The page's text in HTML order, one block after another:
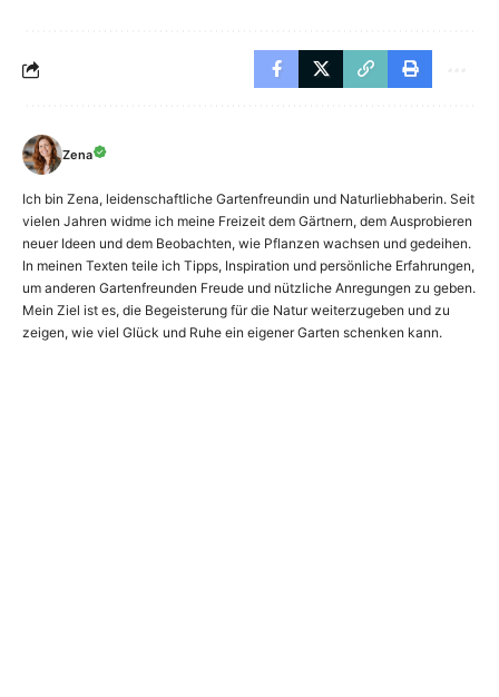
Zena
Ich bin Zena, leidenschaftliche Gartenfreundin und Naturliebhaberin. Seit
vielen Jahren widme ich meine Freizeit dem Gärtnern, dem Ausprobieren
neuer Ideen und dem Beobachten, wie Pflanzen wachsen und gedeihen.
In meinen Texten teile ich Tipps, Inspiration und persönliche Erfahrungen,
um anderen Gartenfreunden Freude und nützliche Anregungen zu geben.
Mein Ziel ist es, die Begeisterung für die Natur weiterzugeben und zu
zeigen, wie viel Glück und Ruhe ein eigener Garten schenken kann.